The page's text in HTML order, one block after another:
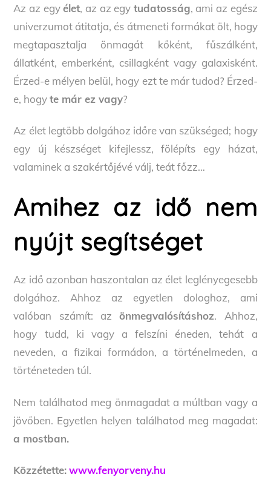
Az az egyélet, az az egy tudatosság, ami az egész
univerzumot átitatja, és átmeneti formákat ölt, hogy
megtapasztalja önmagát kőként, fűszálként,
állatként, emberként, csillagként vagy galaxisként.
Érzed-e mélyen belül, hogy ezt te már tudod? Érzed-
e, hogyte már ez vagy?
Az élet legtöbb dolgához időre van szükséged; hogy
egy új készséget kifejlessz, fölépíts egy házat,
valaminek a szakértőjévé válj, teát főzz…
Amihez az idő nem
nyújt segítséget
Az idő azonban haszontalan az élet leglényegesebb
dolgához. Ahhoz az egyetlen dologhoz, ami
valóban számít: azönmegvalósításhoz. Ahhoz,
hogy tudd, ki vagy a felszíni éneden, tehát a
neveden, a fizikai formádon, a történelmeden, a
történeteden túl.
Nem találhatod meg önmagadat a múltban vagy a
jövőben. Egyetlen helyen találhatod meg magadat:
a mostban.
Közzétette: www.fenyorveny.hu